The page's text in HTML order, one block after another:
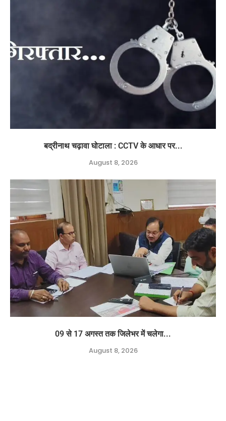
बद्रीनाथ चढ़ावा घोटाला : CCTV के आधार पर...
August 8, 2026
09 से 17 अगस्त तक जिलेभर में चलेगा...
August 8, 2026